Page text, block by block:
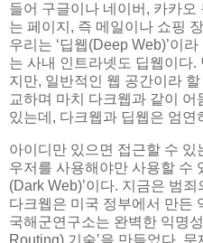
들어 구글이나 네이버, 카카오
는 페이지, 즉 메일이나 쇼핑
우리는 ‘딥웹(Deep Web)’이
는 사내 인트라넷도 딥웹이다.
지만, 일반적인 웹 공간이라 할
교하며 마치 다크웹과 같이
있는데, 다크웹과 딥웹은 엄연
아이디만 있으면 접근할 수
우저를 사용해야만 사용할 수
(Dark Web)’이다. 지금은 범
다크웹은 미국 정부에서 만든
국해군연구소는 완벽한 익명